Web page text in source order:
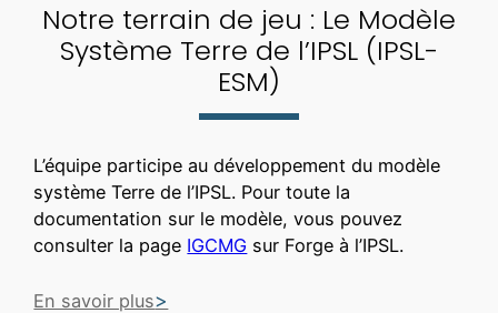
Notre terrain de jeu : Le Modèle
Système Terre de l’IPSL (IPSL-
ESM)
L’équipe participe au développement du modèle
système Terre de l’IPSL. Pour toute la
documentation sur le modèle, vous pouvez
consulter la page IGCMG sur Forge à l’IPSL.
En savoir plus